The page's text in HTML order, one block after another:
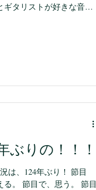
ギタリストが好きな音楽
ぶりの！！！
は、124年ぶり！ 節目
。 節目で、思う。 節目